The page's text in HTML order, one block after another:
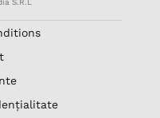
S.R.L